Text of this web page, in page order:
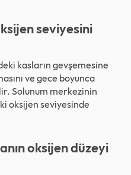
seviyesini
kasların gevşemesine
ve gece boyunca
Solunum merkezinin
oksijen seviyesinde
oksijen düzeyi